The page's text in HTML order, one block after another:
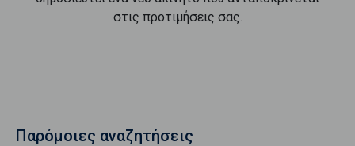
στις προτιμήσεις σας.
Παρόμοιες αναζητήσεις